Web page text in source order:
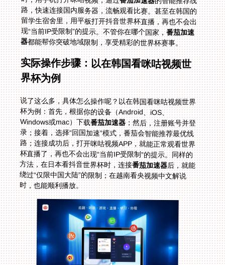
现“当前IP受限制”的提示。不管你在哪个国家，番茄加速
器都能帮你突破地域限制，享受精彩的世界杯赛事。
实际操作步骤：以在韩国看咪咕视频世
界杯为例
说了这么多，具体怎么操作呢？以在韩国看咪咕视频世界
杯为例：首先，根据你的设备（Android、iOS、
Windows或mac）下载番茄加速器；然后，注册账号并登
录；接着，选择“回国加速”模式，番茄会智能推荐最优线
路；连接成功后，打开咪咕视频APP，就能正常观看世界
杯直播了，再也不会出现“当前IP受限制”的提示。同样的
方法，在日本看抖音世界杯时，连接番茄加速器后，就能
绕过“仅限中国大陆”的限制；在越南看央视频中文解说
时，也能顺利播放。